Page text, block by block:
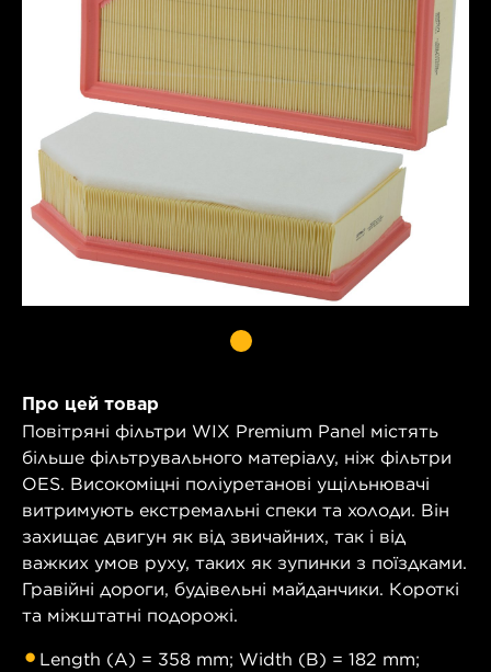
Про цей товар
Повітряні фільтри WIX Premium Panel містять
більше фільтрувального матеріалу, ніж фільтри
OES. Високоміцні поліуретанові ущільнювачі
витримують екстремальні спеки та холоди. Він
захищає двигун як від звичайних, так і від
важких умов руху, таких як зупинки з поїздками.
Гравійні дороги, будівельні майданчики. Короткі
та міжштатні подорожі.
Length (A) = 358 mm; Width (B) = 182 mm;